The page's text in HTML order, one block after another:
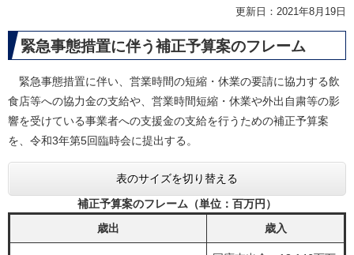
更新日：2021年8月19日
緊急事態措置に伴う補正予算案のフレーム
緊急事態措置に伴い、営業時間の短縮・休業の要請に協力する飲
食店等への協力金の支給や、営業時間短縮・休業や外出自粛等の影
響を受けている事業者への支援金の支給を行うための補正予算案
を、令和3年第5回臨時会に提出する。
表のサイズを切り替える
補正予算案のフレーム（単位：百万円）
歳出
歳入